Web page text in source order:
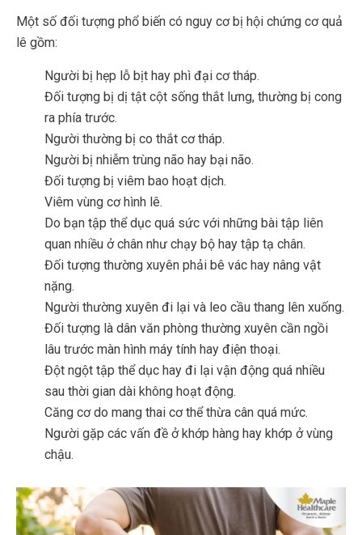
Một số đối tượng phổ biến có nguy cơ bị hội chứng cơ quả
lê gồm:
Người bị hẹp lỗ bịt hay phì đại cơ tháp.
Đối tượng bị dị tật cột sống thắt lưng, thường bị cong
ra phía trước.
Người thường bị co thắt cơ tháp.
Người bị nhiễm trùng não hay bại não.
Đối tượng bị viêm bao hoạt dịch.
Viêm vùng cơ hình lê.
Do bạn tập thể dục quá sức với những bài tập liên
quan nhiều ở chân như chạy bộ hay tập tạ chân.
Đối tượng thường xuyên phải bê vác hay nâng vật
nặng.
Người thường xuyên đi lại và leo cầu thang lên xuống.
Đối tượng là dân văn phòng thường xuyên cần ngồi
lâu trước màn hình máy tính hay điện thoại.
Đột ngột tập thể dục hay đi lại vận động quá nhiều
sau thời gian dài không hoạt động.
Căng cơ do mang thai cơ thể thừa cân quá mức.
Người gặp các vấn đề ở khớp hàng hay khớp ở vùng
chậu.